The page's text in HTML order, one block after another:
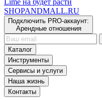
SHOPANDMALL.RU
Подключить PRO-аккаунт:
Арендные отношения
Каталог
Инструменты
Сервисы и услуги
Наша жизнь
Контакты